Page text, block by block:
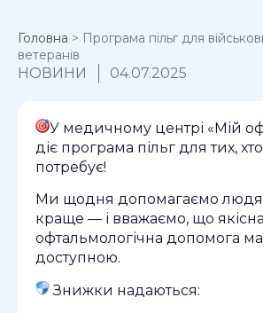
Головна > Програма пільг для
ветеранів
НОВИНИ 04.07.2025
У медичному центрі «Мій
діє програма пільг для тих,
потребує!
Ми щодня допомагаємо
краще — і вважаємо, що якісна
офтальмологічна допомога
доступною.
Знижки надаються: